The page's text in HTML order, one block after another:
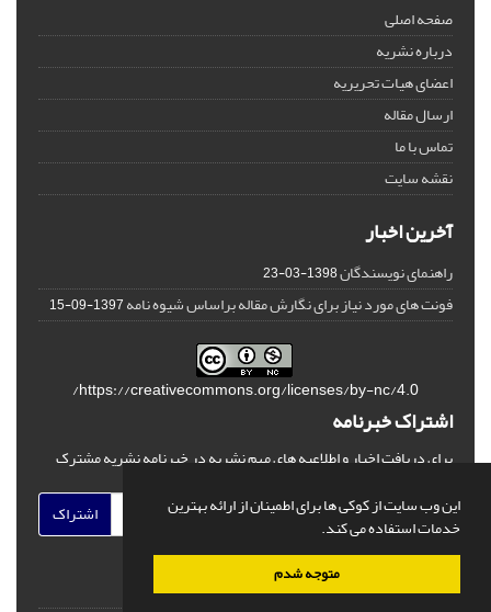
این وب سایت از کوکی ها برای اطمینان از ارائه بهترین
خدمات استفاده می کند.
متوجه شدم
صفحه اصلی
درباره نشریه
اعضای هیات تحریریه
ارسال مقاله
تماس با ما
نقشه سایت
آخرین اخبار
راهنمای نویسندگان1398-03-23
فونت های مورد نیاز برای نگارش مقاله براساس شیوه نامه1397-09-15
https://creativecommons.org/licenses/by-nc/4.0/
اشتراک خبرنامه
برای دریافت اخبار و اطلاعیه های مهم نشریه در خبرنامه نشریه مشترک
اشتراک